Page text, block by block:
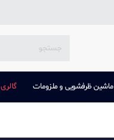
ماشین ظرفشویی و ملزومات گالری